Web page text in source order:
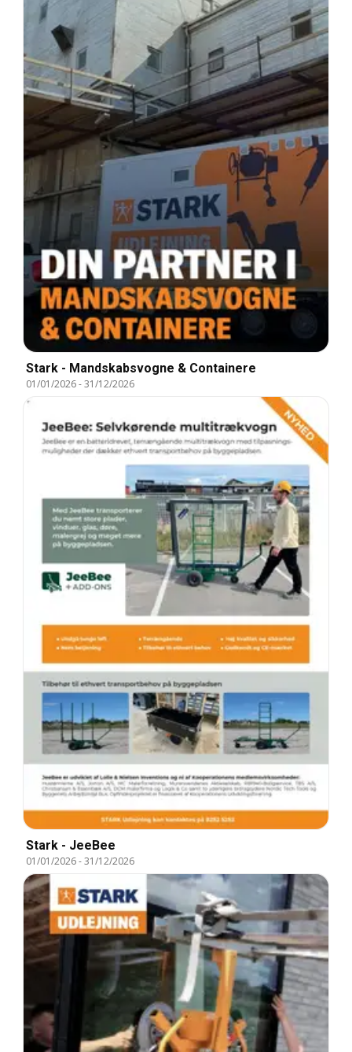
Stark - Mandskabsvogne & Containere
01/01/2026-31/12/2026
Stark - JeeBee
01/01/2026-31/12/2026